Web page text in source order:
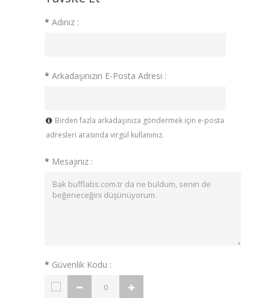
* Adınız :
* Arkadaşınızın E-Posta Adresi :
Birden fazla arkadaşınıza göndermek için e-posta
adresleri arasında virgül kullanınız.
* Mesajınız :
* Güvenlik Kodu :